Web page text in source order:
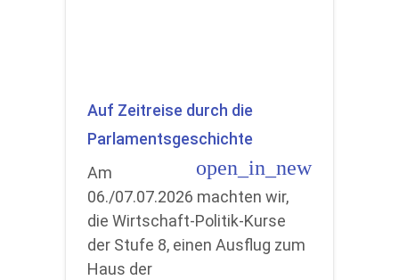
Auf Zeitreise durch die
Parlamentsgeschichte
open_in_new
Am
06./07.07.2026 machten wir,
die Wirtschaft-Politik-Kurse
der Stufe 8, einen Ausflug zum
Haus der